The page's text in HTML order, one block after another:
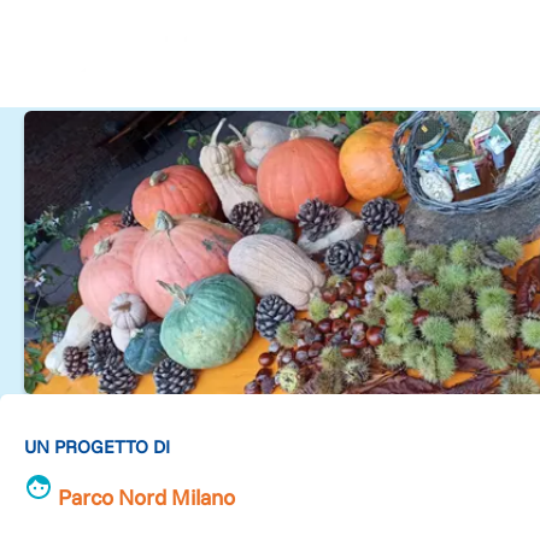
UN PROGETTO DI
Parco Nord Milano